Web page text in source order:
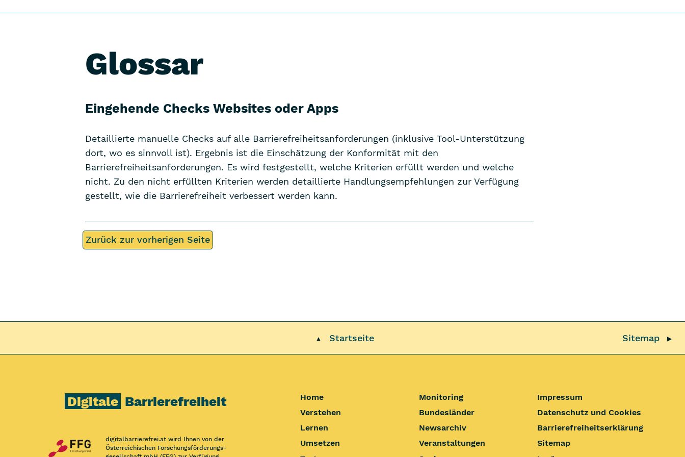
Glossar
Eingehende Checks Websites oder Apps
Detaillierte manuelle Checks auf alle Barrierefreiheitsanforderungen (inklusive Tool-Unterstützung
dort, wo es sinnvoll ist). Ergebnis ist die Einschätzung der Konformität mit den
Barrierefreiheitsanforderungen. Es wird festgestellt, welche Kriterien erfüllt werden und welche
nicht. Zu den nicht erfüllten Kriterien werden detaillierte Handlungsempfehlungen zur Verfügung
gestellt, wie die Barrierefreiheit verbessert werden kann.
Zurück zur vorherigen Seite
▲ Startseite Sitemap ▶
Digitale Barrierefreiheit
digitalbarrierefrei.at wird Ihnen von der
Österreichischen Forschungs­förderungs­
Home
Verstehen
Lernen
Umsetzen
Monitoring
Bundesländer
Newsarchiv
Veranstaltungen
Impressum
Datenschutz und Cookies
Barrierefrei­heits­erklärung
Sitemap